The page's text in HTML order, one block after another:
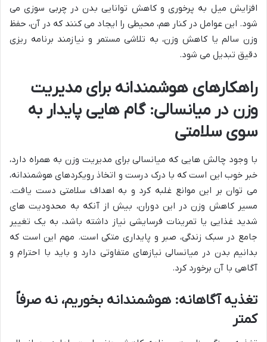
افزایش میل به پرخوری و کاهش توانایی بدن در چربی سوزی می
شود. این عوامل در کنار هم، محیطی را ایجاد می کنند که در آن، حفظ
وزن سالم یا کاهش وزن، به تلاشی مستمر و نیازمند برنامه ریزی
دقیق تبدیل می شود.
راهکارهای هوشمندانه برای مدیریت
وزن در میانسالی: گام هایی پایدار به
سوی سلامتی
با وجود چالش هایی که میانسالی برای مدیریت وزن به همراه دارد،
خبر خوب این است که با درک درست و اتخاذ رویکردهای هوشمندانه،
می توان بر این موانع غلبه کرد و به اهداف سلامتی دست یافت.
مسیر کاهش وزن در این دوران، بیش از آنکه به محدودیت های
شدید غذایی یا تمرینات فرسایشی نیاز داشته باشد، به یک تغییر
جامع در سبک زندگی، صبر و پایداری متکی است. مهم این است که
بدانیم بدن در میانسالی نیازهای متفاوتی دارد و باید با احترام و
آگاهی با آن برخورد کرد.
تغذیه آگاهانه: هوشمندانه بخوریم، نه صرفاً
کمتر